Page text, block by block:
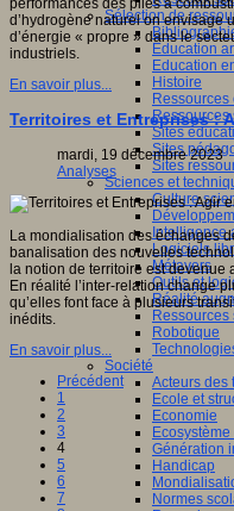
Sélection de
Education
Education
Histoire
Ressources
Ressources
Sites
Sites
Sites
Sciences et
Culture
Intelligence
Logiciels
Métavers
Outils et
Réalité
Ressources
Robotique
Société
Acteurs des
Ecole et
Economie
Génération
Handicap
Normes
performances des piles à
d’hydrogène naturel on envisage
d’énergie « propre » dans le
industriels.
En savoir plus...
Territoires et Entreprises :
mardi, 19 décembre 2023
Analyses
La mondialisation des échanges
banalisation des nouvelles
la notion de territoire est devenue
En réalité l’inter-relation change
qu’elles font face à plusieurs
inédits.
En savoir plus...
Précédent
1
2
3
4
5
6
7